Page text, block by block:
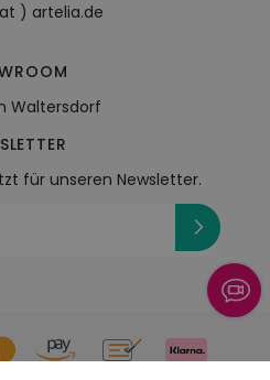
) artelia.de
Waltersdorf
für unseren Newsletter.